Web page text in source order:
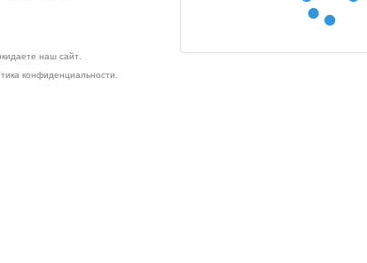
наш сайт.
конфиденциальности.